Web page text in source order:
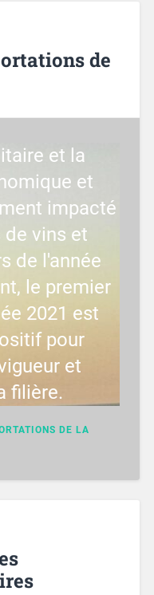
de
et la
et
impacté
de vins et
de l'année
le premier
2021 est
pour
et
filière.
DE LA